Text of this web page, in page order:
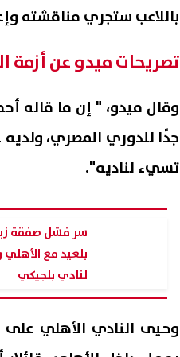
باللاعب ستجري مناقشته
تصريحات ميدو عن أزمة
وقال ميدو، " إن ما قاله
جدًا للدوري المصري،
تسيء لناديه".
سر فشل صفقة
بلعيد مع الأهلي
لنادي بلجيكي
وحيى النادي الأهلي